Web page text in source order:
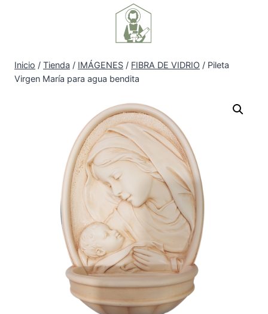
Inicio / Tienda / IMÁGENES / FIBRA DE VIDRIO / Pileta
Virgen María para agua bendita